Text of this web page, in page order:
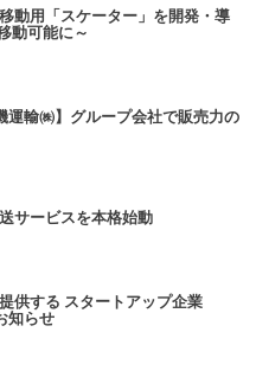
動用「スケーター」を開発・導
動可能に～
運輸㈱】グループ会社で販売力の
サービスを本格始動
供する スタートアップ企業
知らせ